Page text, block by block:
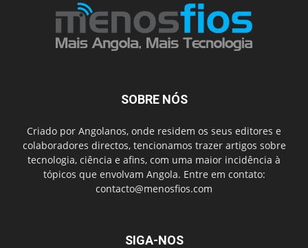
SOBRE NÓS
Criado por Angolanos, onde residem os seus editores e
colaboradores directos, tencionamos trazer artigos sobre
tecnologia, ciência e afins, com uma maior incidência à
tópicos que envolvam Angola. Entre em contato:
contacto@menosfios.com
SIGA-NOS